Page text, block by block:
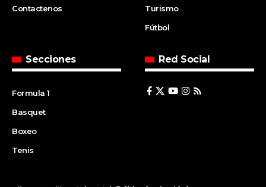
Contactenos
Turismo
Fútbol
Secciones
Formula 1
Basquet
Boxeo
Tenis
Red Social